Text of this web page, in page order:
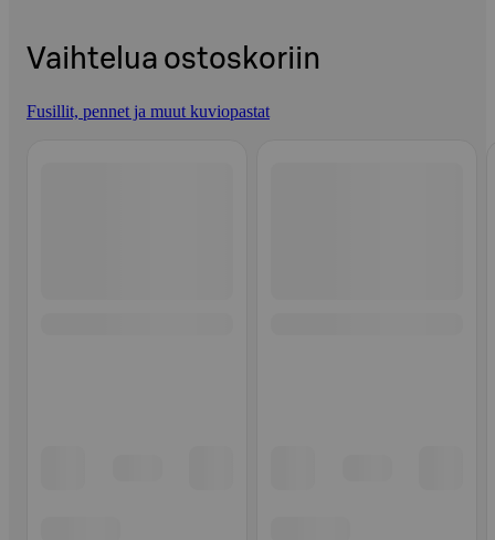
Vaihtelua ostoskoriin
Fusillit, pennet ja muut kuviopastat